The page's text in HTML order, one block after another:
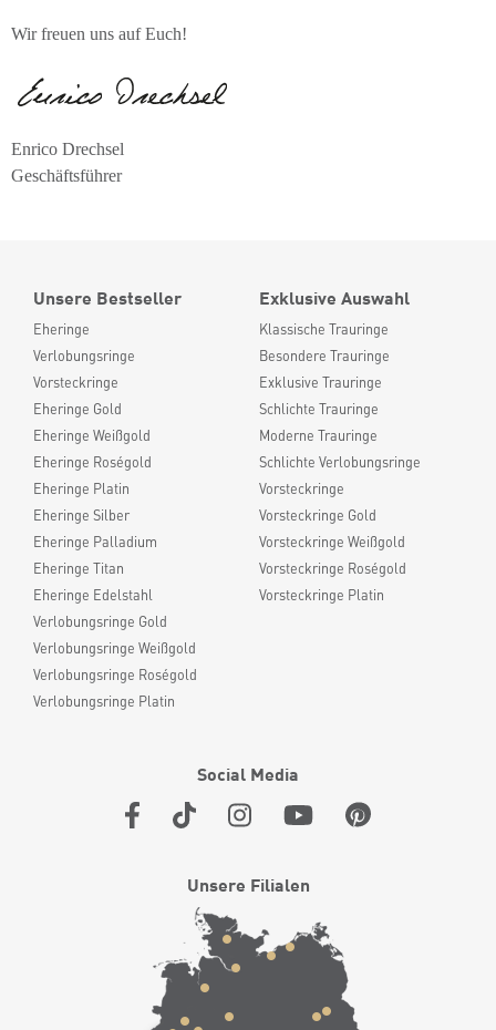
Wir freuen uns auf Euch!
Enrico Drechsel
Geschäftsführer
Unsere Bestseller
Eheringe
Verlobungsringe
Vorsteckringe
Eheringe Gold
Eheringe Weißgold
Eheringe Roségold
Eheringe Platin
Eheringe Silber
Eheringe Palladium
Eheringe Titan
Eheringe Edelstahl
Verlobungsringe Gold
Verlobungsringe Weißgold
Verlobungsringe Roségold
Verlobungsringe Platin
Exklusive Auswahl
Klassische Trauringe
Besondere Trauringe
Exklusive Trauringe
Schlichte Trauringe
Moderne Trauringe
Schlichte Verlobungsringe
Vorsteckringe
Vorsteckringe Gold
Vorsteckringe Weißgold
Vorsteckringe Roségold
Vorsteckringe Platin
Social Media
Unsere Filialen